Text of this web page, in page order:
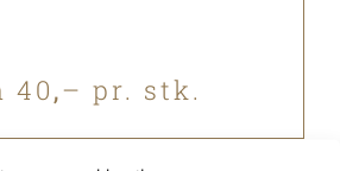
40,– pr. stk.